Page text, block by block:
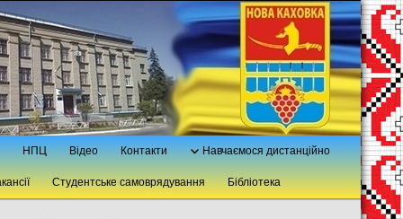
НПЦ Відео Контакти Навчаємося дистанційно
Студентське самоврядування Бібліотека